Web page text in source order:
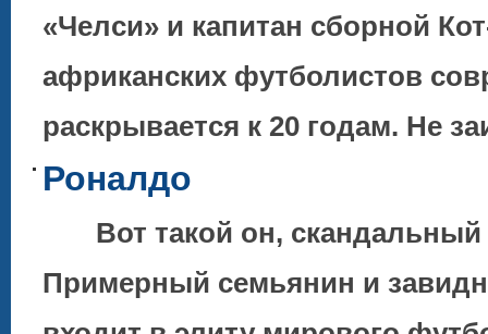
«Челси» и капитан сборной
африканских футболистов
раскрывается к 20 годам. Не
Роналдо
Вот такой он, скандальный
Примерный семьянин и